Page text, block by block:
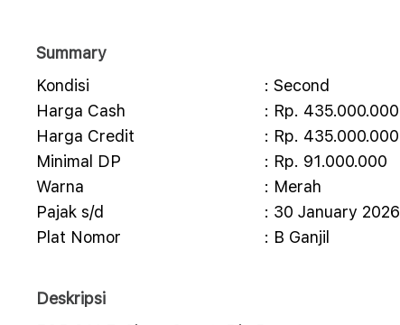
Summary
Kondisi
: Second
Harga Cash
: Rp. 435.000.000
Harga Credit
: Rp. 435.000.000
Minimal DP
: Rp. 91.000.000
Warna
: Merah
Pajak s/d
: 30 January 2026
Plat Nomor
: B Ganjil
Deskripsi